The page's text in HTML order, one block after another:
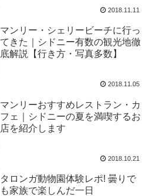
2018.11.11
マンリー・シェリービーチに行っ
てきた｜シドニー有数の観光地徹
底解説【行き方・写真多数】
2018.11.05
マンリーおすすめレストラン・カ
フェ｜シドニーの夏を満喫するお
店を紹介します
2018.10.21
タロンガ動物園体験レポ! 曇りで
も家族で楽しんだ一日